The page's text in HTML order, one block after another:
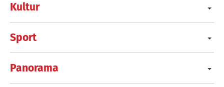
Kultur
Sport
Panorama